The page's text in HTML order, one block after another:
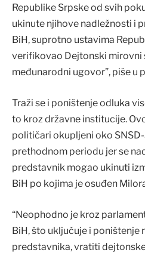
Republike Srpske od svih
ukinute njihove nadležnosti i
BiH, suprotno ustavima
verifikovao Dejtonski mirovni
međunarodni ugovor”, piše u
Traži se i poništenje odluka
to kroz državne institucije.
političari okupljeni oko
prethodnom periodu jer se
predstavnik mogao ukinuti
BiH po kojima je osuđen
“Neophodno je kroz
BiH, što uključuje i poništenje
predstavnika, vratiti